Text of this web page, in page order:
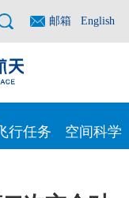
邮箱 English
行任务 空间科学